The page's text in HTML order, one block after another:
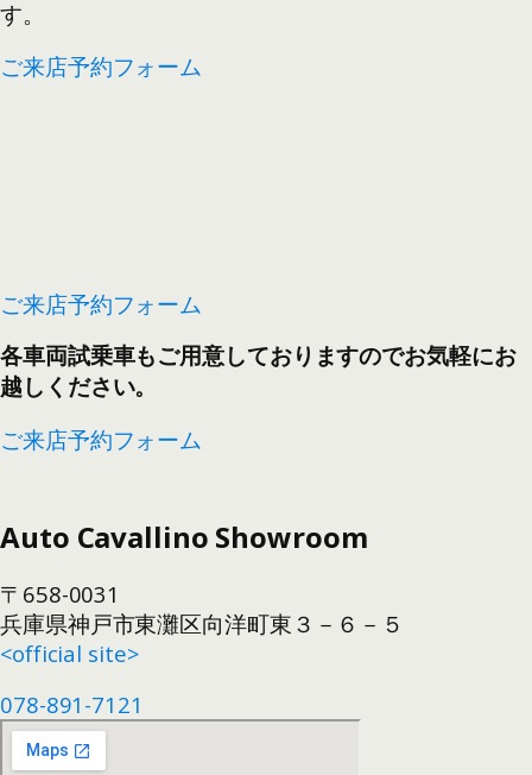
す。
ご来店予約フォーム
ご来店予約フォーム
各車両試乗車もご用意しておりますのでお気軽にお
越しください。
ご来店予約フォーム
Auto Cavallino Showroom
〒658-0031
兵庫県神戸市東灘区向洋町東３－６－５
<official site>
078-891-7121